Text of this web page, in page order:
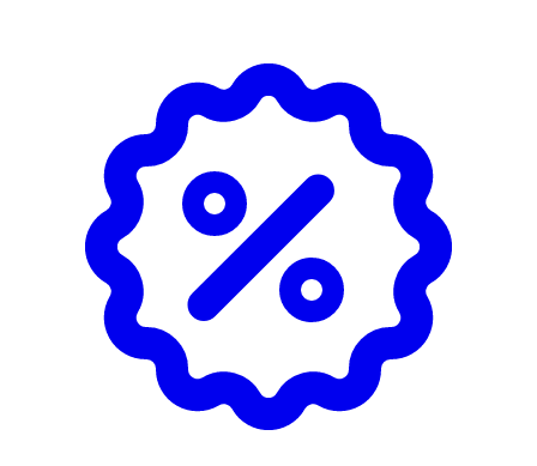
- Slå sedan den raka reflexen lätt mot underlaget där du
vill fästa den, så böjer den sig runt.
- Använd minst två reflexer – en på varje sida av kroppen
– för att uppnå synlighet i 360 grader.
Förvaring
Förvaras mörkt och svalt.